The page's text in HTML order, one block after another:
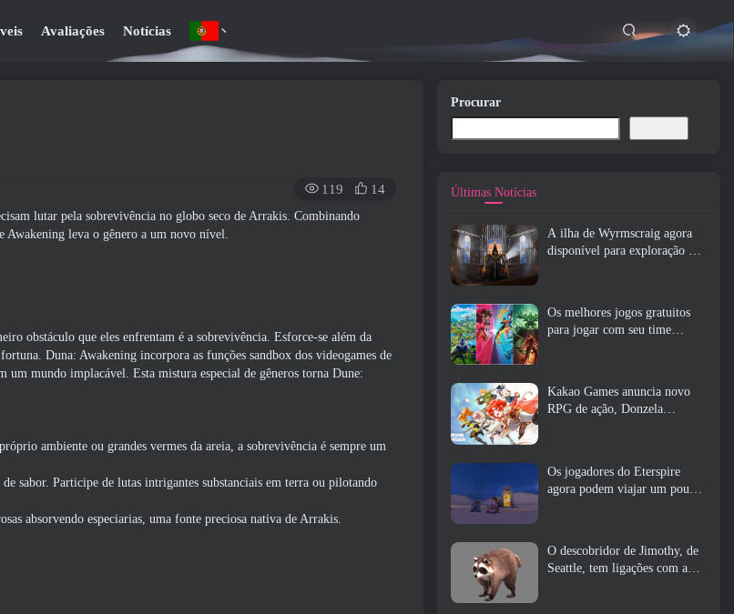
Avaliações Notícias
119 14
lutar pela sobrevivência no globo seco de Arrakis. Combinando
Awakening leva o gênero a um novo nível.
obstáculo que eles enfrentam é a sobrevivência. Esforce-se além da
Duna: Awakening incorpora as funções sandbox dos videogames de
um mundo implacável. Esta mistura especial de gêneros torna Dune:
ambiente ou grandes vermes da areia, a sobrevivência é sempre um
sabor. Participe de lutas intrigantes substanciais em terra ou pilotando
absorvendo especiarias, uma fonte preciosa nativa de Arrakis.
Procurar
Últimas Notícias
A ilha de Wyrmscraig agora
disponível para exploração no
Os melhores jogos gratuitos
para jogar com seu time
Kakao Games anuncia novo
RPG de ação, Donzela
Os jogadores do Eterspire
agora podem viajar um pouco
O descobridor de Jimothy, de
Seattle, tem ligações com a